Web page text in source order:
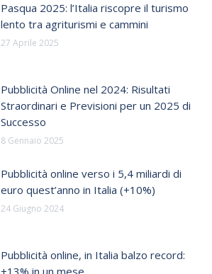
Pasqua 2025: l’Italia riscopre il turismo
lento tra agriturismi e cammini​
27 Aprile 2025
Pubblicità Online nel 2024: Risultati
Straordinari e Previsioni per un 2025 di
Successo
8 Gennaio 2025
Pubblicità online verso i 5,4 miliardi di
euro quest’anno in Italia (+10%)
24 Giugno 2024
Pubblicità online, in Italia balzo record:
+13% in un mese